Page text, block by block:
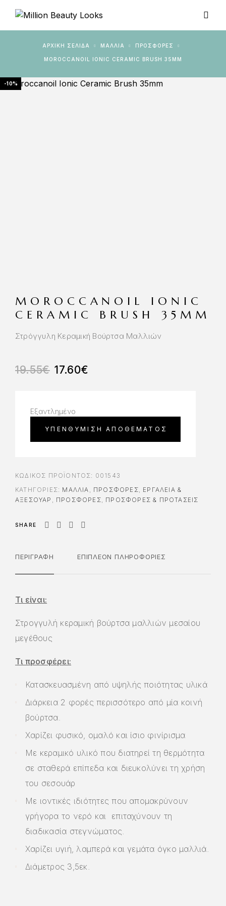
ΑΡΧΙΚΉ ΣΕΛΊΔΑ ΜΑΛΛΙΑ ΠΡΟΣΦΟΡΈΣ
MOROCCANOIL IONIC CERAMIC BRUSH 35MM
-10%
MOROCCANOIL IONIC
CERAMIC BRUSH 35MM
Στρόγγυλη Κεραμική Βούρτσα Μαλλιών
19.55€ 17.60€
Εξαντλημένο
ΚΩΔΙΚΌΣ ΠΡΟΪΌΝΤΟΣ: 001543
ΚΑΤΗΓΟΡΊΕΣ: ΜΑΛΛΙΑ , ΠΡΟΣΦΟΡΈΣ, ΕΡΓΑΛΕΊΑ &
AΞΕΣΟΥΆΡ , ΠΡΟΣΦΟΡΈΣ, ΠΡΟΣΦΟΡΕΣ & ΠΡΟΤΑΣΕΙΣ
SHARE
ΠΕΡΙΓΡΑΦΉ ΕΠΙΠΛΈΟΝ ΠΛΗΡΟΦΟΡΊΕΣ
Τι είναι:
Στρογγυλή κεραμική βούρτσα μαλλιών μεσαίου
μεγέθους
Τι προσφέρει:
Κατασκευασμένη από υψηλής ποιότητας υλικά
Διάρκεια 2 φορές περισσότερο από μία κοινή
βούρτσα.
Χαρίζει φυσικό, ομαλό και ίσιο φινίρισμα
Με κεραμικό υλικό που διατηρεί τη θερμότητα
σε σταθερά επίπεδα και διευκολύνει τη χρήση
του σεσουάρ
Με ιοντικές ιδιότητες που απομακρύνουν
γρήγορα το νερό και επιταχύνουν τη
διαδικασία στεγνώματος.
Χαρίζει υγιή, λαμπερά και γεμάτα όγκο μαλλιά.
Διάμετρος 3,5εκ.